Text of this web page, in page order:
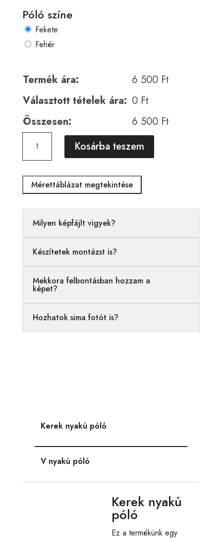
Póló színe
Fekete
Fehér
Termék ára: 6 500 Ft
Választott tételek ára: 0 Ft
Összesen:
6 500 Ft
00047
Kosárba teszem
A
n
Mérettáblázat megtekintése
Milyen képfájlt vigyek?
Készítetek montázst is?
Mekkora felbontásban hozzam a
képet?
Hozhatok sima fotót is?
Kerek nyakú póló
V nyakú póló
Kerek nyakú
póló
Ez a termékünk egy